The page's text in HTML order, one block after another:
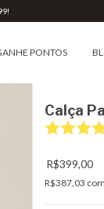
PONTOS
Calça
R$399,00
R$387,03 com